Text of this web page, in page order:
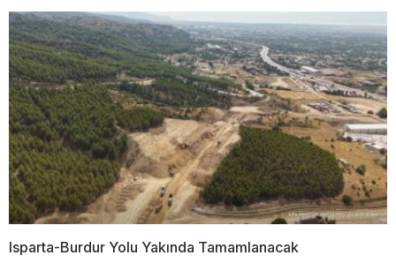
Isparta-Burdur Yolu Yakında Tamamlanacak